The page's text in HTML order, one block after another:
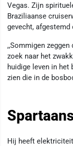
Vegas. Zijn
Braziliaanse
gevecht,
,,Sommigen
zoek naar het
huidige leven in
zien die in de
Hij heeft